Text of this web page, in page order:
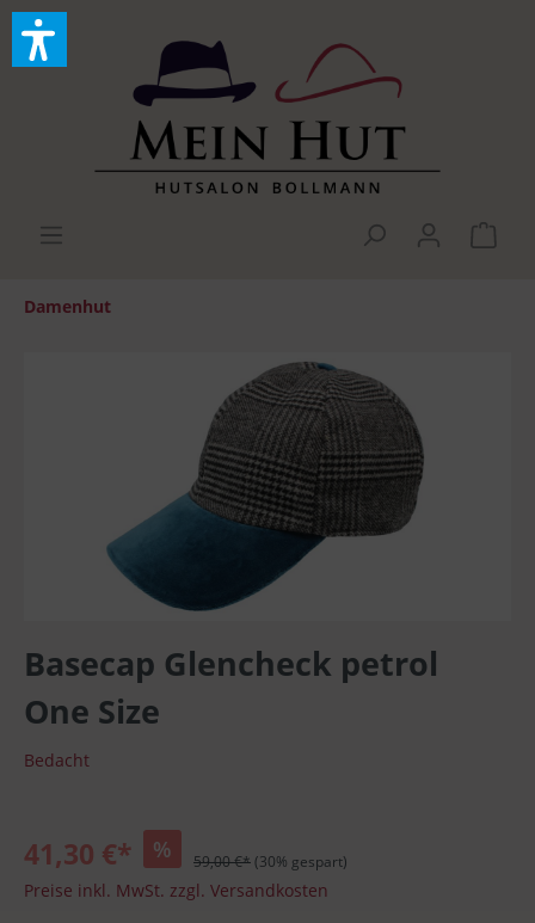
Damenhut
Basecap Glencheck petrol
One Size
Bedacht
41,30 €* % 59,00 €*(30% gespart)
Preise inkl. MwSt. zzgl. Versandkosten